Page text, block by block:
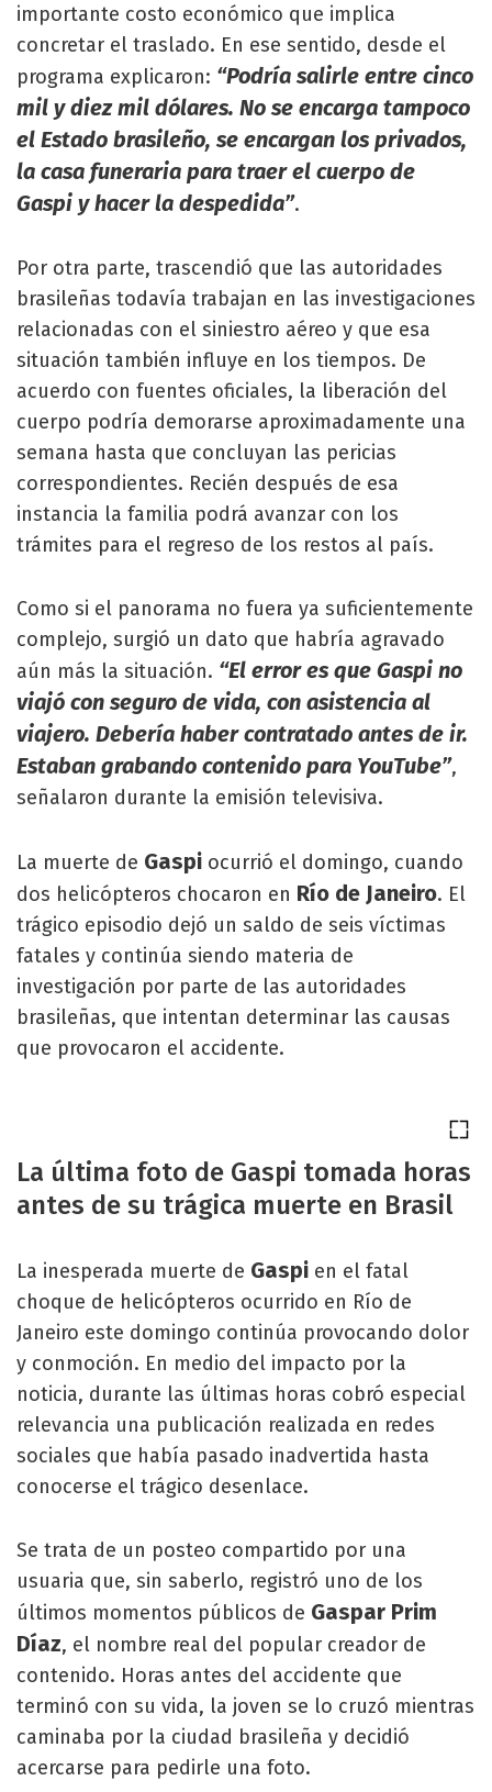
importante costo económico que implica
concretar el traslado. En ese sentido, desde el
programa explicaron: “Podría salirle entre cinco
mil y diez mil dólares. No se encarga tampoco
el Estado brasileño, se encargan los privados,
la casa funeraria para traer el cuerpo de
Gaspi y hacer la despedida”.
Por otra parte, trascendió que las autoridades
brasileñas todavía trabajan en las investigaciones
relacionadas con el siniestro aéreo y que esa
situación también influye en los tiempos. De
acuerdo con fuentes oficiales, la liberación del
cuerpo podría demorarse aproximadamente una
semana hasta que concluyan las pericias
correspondientes. Recién después de esa
instancia la familia podrá avanzar con los
trámites para el regreso de los restos al país.
Como si el panorama no fuera ya suficientemente
complejo, surgió un dato que habría agravado
aún más la situación. “El error es que Gaspi no
viajó con seguro de vida, con asistencia al
viajero. Debería haber contratado antes de ir.
Estaban grabando contenido para YouTube”,
señalaron durante la emisión televisiva.
La muerte de Gaspi ocurrió el domingo, cuando
dos helicópteros chocaron en Río de Janeiro. El
trágico episodio dejó un saldo de seis víctimas
fatales y continúa siendo materia de
investigación por parte de las autoridades
brasileñas, que intentan determinar las causas
que provocaron el accidente.
La última foto de Gaspi tomada horas
antes de su trágica muerte en Brasil
La inesperada muerte de Gaspi en el fatal
choque de helicópteros ocurrido en Río de
Janeiro este domingo continúa provocando dolor
y conmoción. En medio del impacto por la
noticia, durante las últimas horas cobró especial
relevancia una publicación realizada en redes
sociales que había pasado inadvertida hasta
conocerse el trágico desenlace.
Se trata de un posteo compartido por una
usuaria que, sin saberlo, registró uno de los
últimos momentos públicos de Gaspar Prim
Díaz, el nombre real del popular creador de
contenido. Horas antes del accidente que
terminó con su vida, la joven se lo cruzó mientras
caminaba por la ciudad brasileña y decidió
acercarse para pedirle una foto.